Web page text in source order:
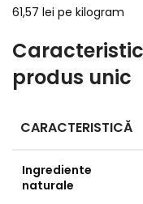
61,57 lei pe kilogram
produs unic
CARACTERISTICĂ
Ingrediente
naturale